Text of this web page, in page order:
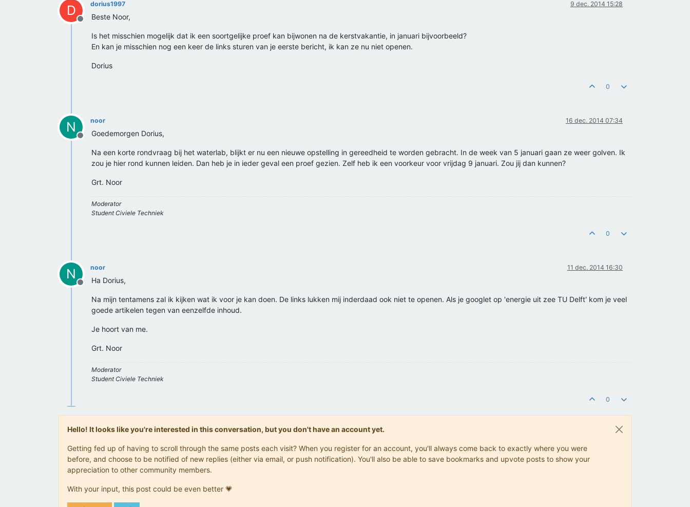
D
Offline
dorius1997 9 dec. 2014 15:28
Beste Noor,
Is het misschien mogelijk dat ik een soortgelijke proef kan bijwonen na de kerstvakantie, in januari bijvoorbeeld?
En kan je misschien nog een keer de links sturen van je eerste bericht, ik kan ze nu niet openen.
Dorius
0
N
Offline
noor 16 dec. 2014 07:34
Goedemorgen Dorius,
Na een korte rondvraag bij het waterlab, blijkt er nu een nieuwe opstelling in gereedheid te worden gebracht. In de week van 5 januari gaan ze weer golven. Ik
zou je hier rond kunnen leiden. Dan heb je in ieder geval een proef gezien. Zelf heb ik een voorkeur voor vrijdag 9 januari. Zou jij dan kunnen?
Grt. Noor
Moderator
Student Civiele Techniek
0
N
Offline
noor 11 dec. 2014 16:30
Ha Dorius,
Na mijn tentamens zal ik kijken wat ik voor je kan doen. De links lukken mij inderdaad ook niet te openen. Als je googlet op 'energie uit zee TU Delft' kom je veel
goede artikelen tegen van eenzelfde inhoud.
Je hoort van me.
Grt. Noor
Moderator
Student Civiele Techniek
0
Hello! It looks like you're interested in this conversation, but you don't have an account yet.
Getting fed up of having to scroll through the same posts each visit? When you register for an account, you'll always come back to exactly where you were
before, and choose to be notified of new replies (either via email, or push notification). You'll also be able to save bookmarks and upvote posts to show your
appreciation to other community members.
With your input, this post could be even better 💗